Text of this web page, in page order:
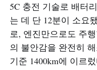
5C 충전 기술로 배터
는 데 단 12분이 소요
로, 엔진만으로도 주
의 불안감을 완전히
기준 1400km에 이르